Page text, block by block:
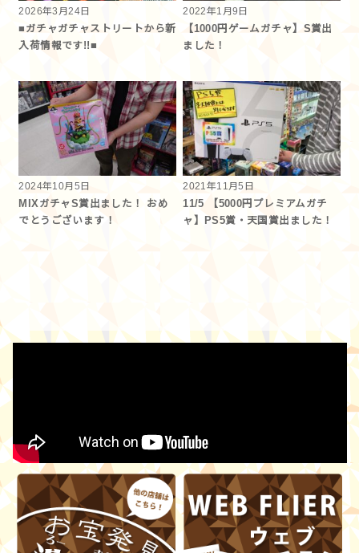
2026年3月24日
■ガチャガチャストリートから新
入荷情報です!!■
2022年1月9日
【1000円ゲームガチャ】S賞出
ました！
2024年10月5日
MIXガチャS賞出ました！ おめ
でとうございます！
2021年11月5日
11/5 【5000円プレミアムガチ
ャ】PS5賞・天国賞出ました！